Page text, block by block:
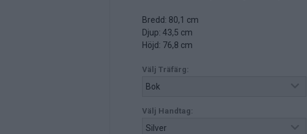
Bredd: 80,1 cm
Djup: 43,5 cm
Höjd: 76,8 cm
Välj Träfärg:
Välj Handtag: